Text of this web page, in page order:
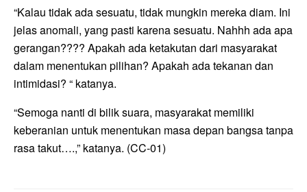
“Kalau tidak ada sesuatu, tidak mungkin mereka diam. Ini
jelas anomali, yang pasti karena sesuatu. Nahhh ada apa
gerangan???? Apakah ada ketakutan dari masyarakat
dalam menentukan pilihan? Apakah ada tekanan dan
intimidasi? “ katanya.
“Semoga nanti di bilik suara, masyarakat memiliki
keberanian untuk menentukan masa depan bangsa tanpa
rasa takut….,” katanya. (CC-01)